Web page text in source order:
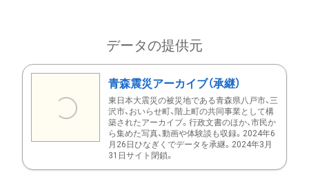
データの提供元
青森震災アーカイブ（承継）
東日本大震災の被災地である青森県八戸市、三
沢市、おいらせ町、階上町の共同事業として構
築されたアーカイブ。行政文書のほか、市民か
ら集めた写真、動画や体験談も収録。2024年6
月26日ひなぎくでデータを承継。2024年3月
31日サイト閉鎖。